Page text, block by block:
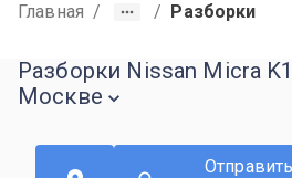
Главная / / Разборки
Разборки Nissan Micra
Москве